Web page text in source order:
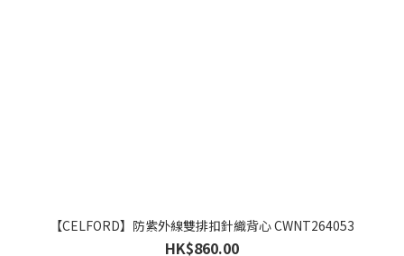
【CELFORD】防紫外線雙排扣針織背心 CWNT264053
HK$860.00